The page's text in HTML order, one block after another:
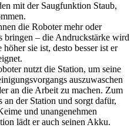
mit der Saugfunktion Staub,
die Roboter mehr oder
bringen – die Andruckstärke wird
sie ist, desto besser ist er
nutzt die Station, um seine
auszuwaschen
an die Arbeit zu machen. Zum
an der Station und sorgt dafür,
und unangenehmen
lädt er auch seinen Akku.